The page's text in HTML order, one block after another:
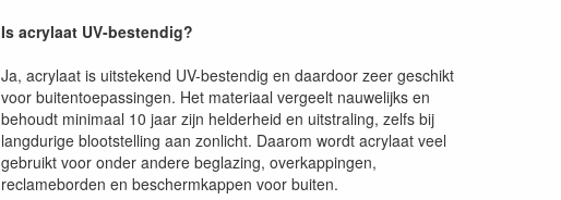
Is acrylaat UV-bestendig?
Ja, acrylaat is uitstekend UV-bestendig en daardoor zeer geschikt
voor buitentoepassingen. Het materiaal vergeelt nauwelijks en
behoudt minimaal 10 jaar zijn helderheid en uitstraling, zelfs bij
langdurige blootstelling aan zonlicht. Daarom wordt acrylaat veel
gebruikt voor onder andere beglazing, overkappingen,
reclameborden en beschermkappen voor buiten.